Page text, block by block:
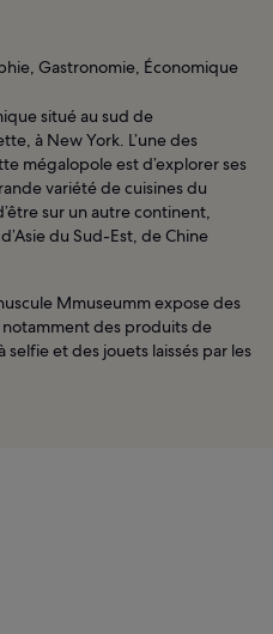
Gastronomie, Économique
situé au sud de
à New York. L’une des
mégalopole est d’explorer ses
variété de cuisines du
sur un autre continent,
du Sud-Est, de Chine
Mmuseumm expose des
des produits de
et des jouets laissés par les